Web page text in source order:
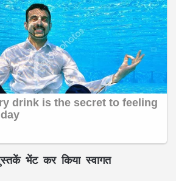
भेंट कर किया स्वागत